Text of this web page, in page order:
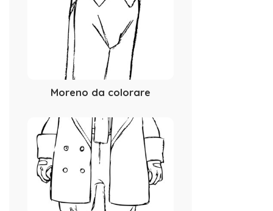
Moreno da colorare